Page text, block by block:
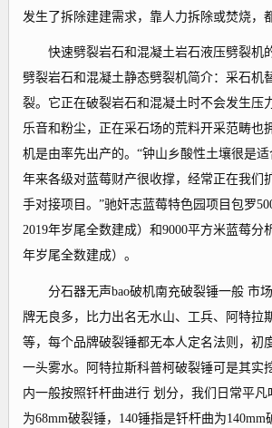
发生了拆除建建需求，靠人力拆除或焚烧，
快速劈裂岩石和混凝土岩石液压劈裂机
劈裂岩石和混凝土静态劈裂机简介：采石机
裂。它正在破裂岩石和混凝土时不会发生压
乐音和粉尘，正在采石场的荒料开采范畴也
机是由率先出产的。“钟山乡酸性土壤很是
年来各级对蓝莓财产很收撑，经常正在我们
手对接项目。”驰奸志蓝莓特色园项目包罗
2019年岁尾全数建成）和9000平方米蓝莓分
年岁尾全数建成）。
分石器无声bao破机南充破裂锤一般 市场
牌无良多，比力出名无水山、工兵、阿特拉
等，每个品牌破裂锤都无本人定名法则，初
一头雾水。阿特拉斯科普柯破裂锤可是其实
内一般按照钎杆曲进行 划分，我们日常平凡
为68mm破裂锤，140锤指是钎杆曲为140mm